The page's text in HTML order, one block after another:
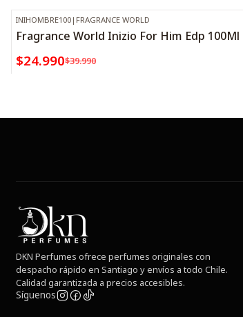
-38%OFF
INIHOMBRE100 | FRAGRANCE WORLD
Fragrance World Inizio For Him Edp 100Ml
$24.990$39.990
DKN Perfumes ofrece perfumes originales con
despacho rápido en Santiago y envíos a todo Chile.
Calidad garantizada a precios accesibles.
Síguenos